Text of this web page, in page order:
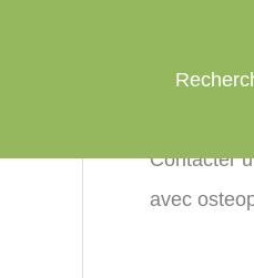
Contacter
avec